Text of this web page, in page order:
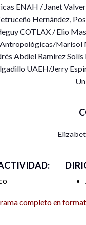
ENAH / Janet
Hernández,
COTLAX / Elio
Marisol
Abdiel Ramírez
UAEH/Jerry
completo en